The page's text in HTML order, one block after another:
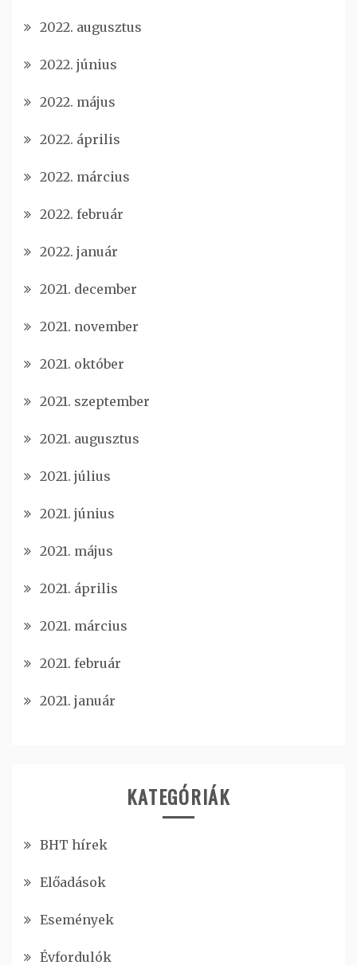
2022. augusztus
2022. június
2022. május
2022. április
2022. március
2022. február
2022. január
2021. december
2021. november
2021. október
2021. szeptember
2021. augusztus
2021. július
2021. június
2021. május
2021. április
2021. március
2021. február
2021. január
KATEGÓRIÁK
BHT hírek
Előadások
Események
Évfordulók